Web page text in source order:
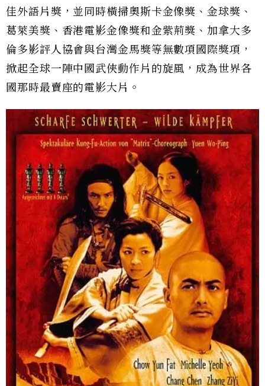
佳外語片獎，並同時橫掃奧斯卡金像獎、金球獎、
葛萊美獎、香港電影金像獎和金紫荊獎、加拿大多
倫多影評人協會與台灣金馬獎等無數項國際獎項，
掀起全球一陣中國武俠動作片的旋風，成為世界各
國那時最賣座的電影大片。